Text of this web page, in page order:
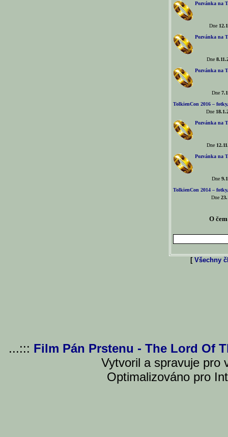
Pozvánka na
Dne
Pozvánka na
Dne
Pozvánka na
Dne
TolkienCon 2016 –
Dne
Pozvánka na
Dne
Pozvánka na
Dne
TolkienCon 2014 –
Dne
O
[ Všechny
...::: Film Pán Prstenu - The Lord Of
Vytvoril a spravuje pro
Optimalizováno pro